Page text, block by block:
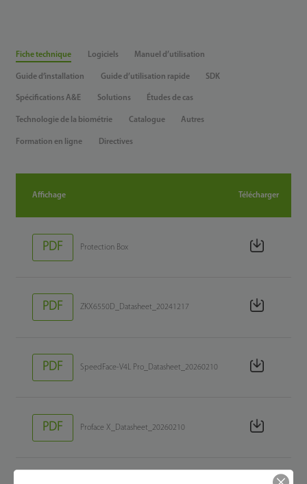
Fiche technique Logiciels Manuel d’utilisation
Guide d’installation Guide d’utilisation rapide SDK
Spécifications A&E Solutions Études de cas
Technologie de la biométrie Catalogue Autres
Formation en ligne Directives
Affichage Télécharger
PDF Protection Box
PDF ZKX6550D_Datasheet_20241217
PDF SpeedFace-V4L Pro_Datasheet_20260210
PDF Proface X_Datasheet_20260210